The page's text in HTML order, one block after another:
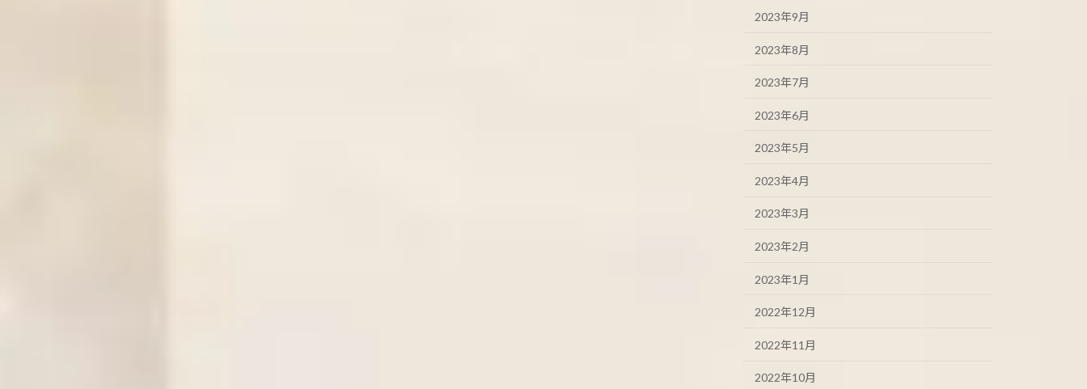
2023年9月
2023年8月
2023年7月
2023年6月
2023年5月
2023年4月
2023年3月
2023年2月
2023年1月
2022年12月
2022年11月
2022年10月